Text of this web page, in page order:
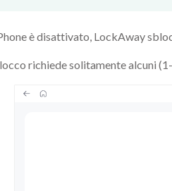
è disattivato, LockAway
richiede solitamente alcuni